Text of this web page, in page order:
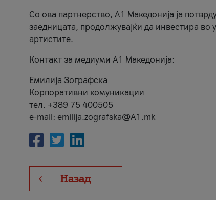
Со ова партнерство, A1 Македонија ја
заедницата, продолжувајќи да инвестира
артистите.
Контакт за медиуми А1 Македонија:
Емилија Зографска
Корпоративни комуникации
тел. +389 75 400505
e-mail: emilija.zografska@A1.mk
Назад